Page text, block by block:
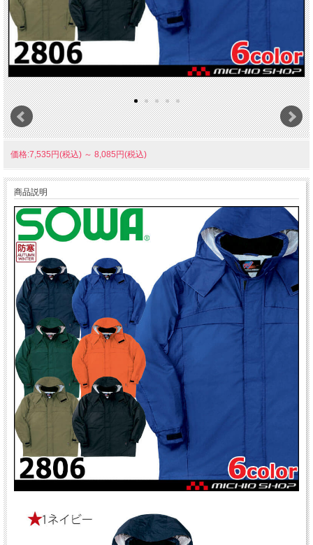
価格:7,535円(税込) ～ 8,085円(税込)
商品説明